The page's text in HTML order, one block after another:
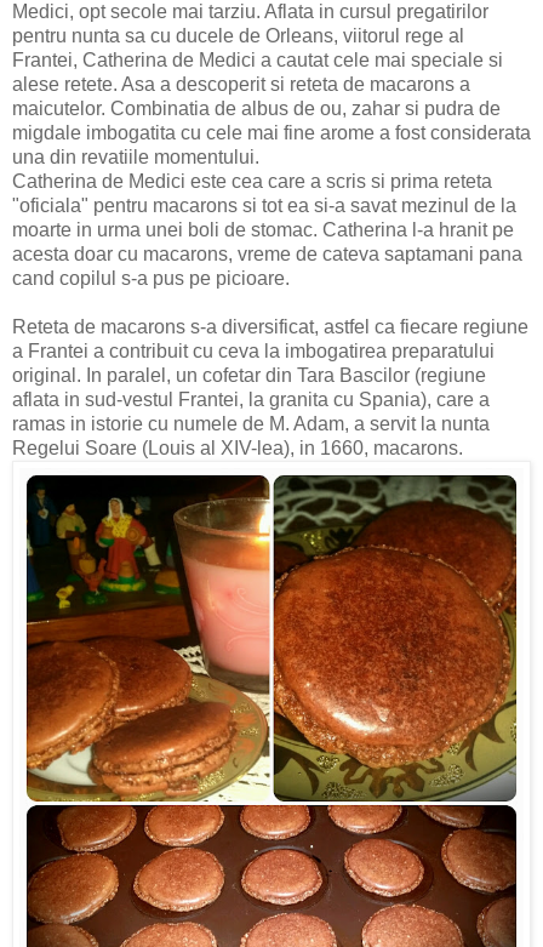
Medici, opt secole mai tarziu. Aflata in cursul pregatirilor
pentru nunta sa cu ducele de Orleans, viitorul rege al
Frantei, Catherina de Medici a cautat cele mai speciale si
alese retete. Asa a descoperit si reteta de macarons a
maicutelor. Combinatia de albus de ou, zahar si pudra de
migdale imbogatita cu cele mai fine arome a fost considerata
una din revatiile momentului.
Catherina de Medici este cea care a scris si prima reteta
"oficiala" pentru macarons si tot ea si-a savat mezinul de la
moarte in urma unei boli de stomac. Catherina l-a hranit pe
acesta doar cu macarons, vreme de cateva saptamani pana
cand copilul s-a pus pe picioare.
Reteta de macarons s-a diversificat, astfel ca fiecare regiune
a Frantei a contribuit cu ceva la imbogatirea preparatului
original. In paralel, un cofetar din Tara Bascilor (regiune
aflata in sud-vestul Frantei, la granita cu Spania), care a
ramas in istorie cu numele de M. Adam, a servit la nunta
Regelui Soare (Louis al XIV-lea), in 1660, macarons.